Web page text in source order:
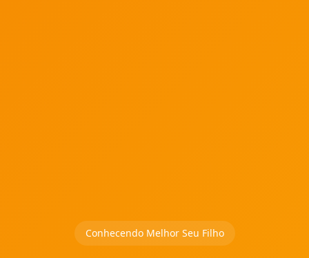
Conhecendo Melhor Seu Filho